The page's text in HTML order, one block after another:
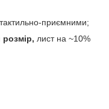
приємними;
розмір, лист на ~10%